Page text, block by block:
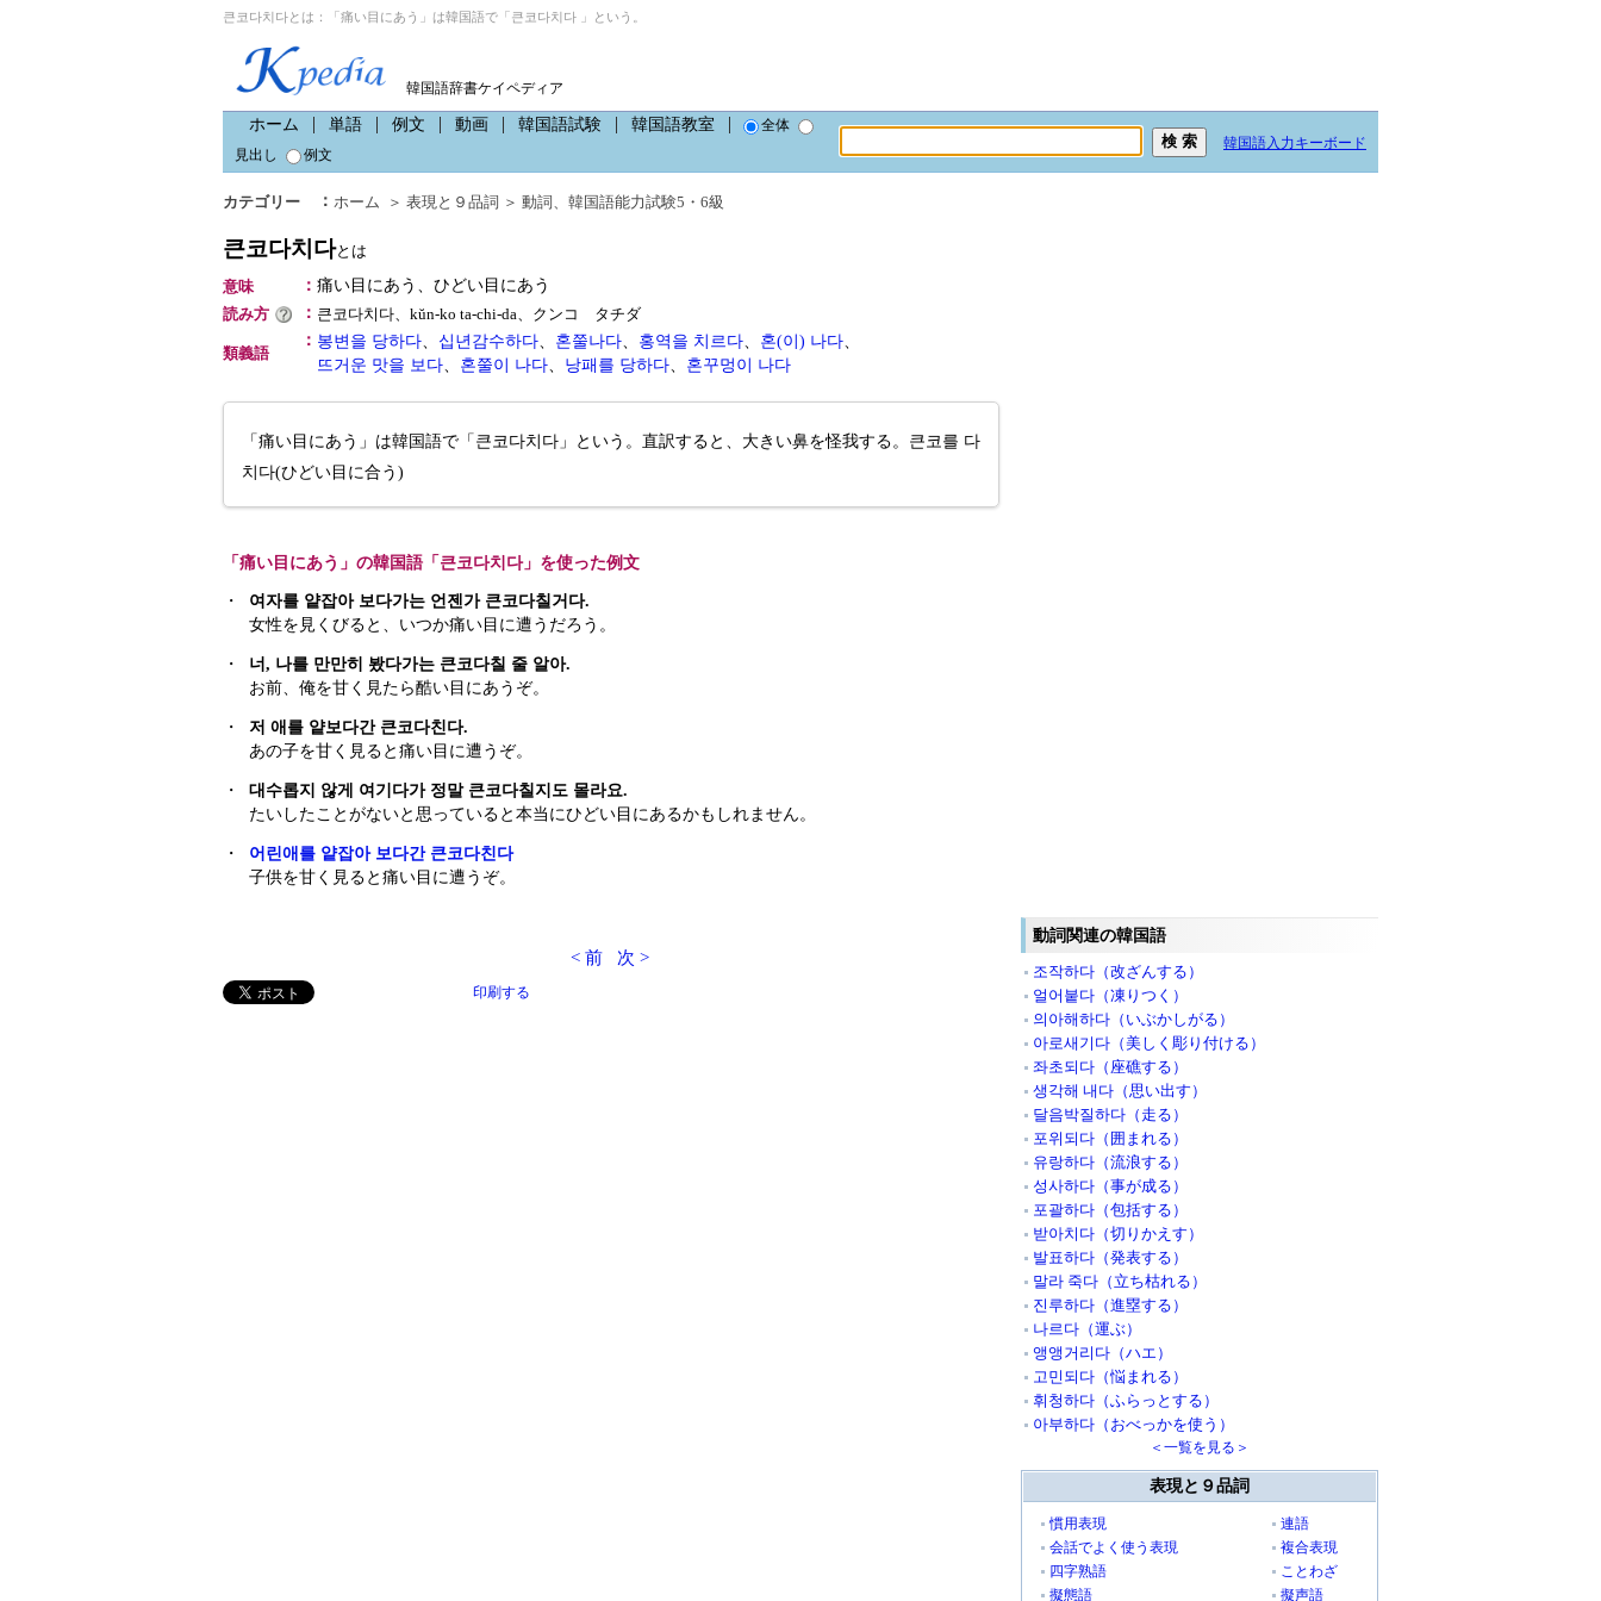
큰코다치다とは：「痛い目にあう」は韓国語で「큰코다치다 」という。
韓国語辞書ケイペディア
ホーム 単語 例文 動画 韓国語試験 韓国語教室
全体
見出し
例文
韓国語入力キーボード
カテゴリー ： ホーム ＞ 表現と９品詞 ＞ 動詞 、 韓国語能力試験5・6級
큰코다치다とは
意味
： 痛い目にあう、ひどい目にあう
読み方
： 큰코다치다、kŭn-ko ta-chi-da、クンコ タチダ
類義語
： 봉변을 당하다、 십년감수하다、 혼쭐나다、 홍역을 치르다、 혼(이) 나다、
뜨거운 맛을 보다、 혼쭐이 나다、 낭패를 당하다、 혼꾸멍이 나다
「痛い目にあう」は韓国語で「큰코다치다」という。直訳すると、大きい鼻を怪我する。큰코를 다
치다(ひどい目に合う)
「痛い目にあう」の韓国語「큰코다치다」を使った例文
・
여자를 얕잡아 보다가는 언젠가 큰코다칠거다.
女性を見くびると、いつか痛い目に遭うだろう。
・
너, 나를 만만히 봤다가는 큰코다칠 줄 알아.
お前、俺を甘く見たら酷い目にあうぞ。
・
저 애를 얕보다간 큰코다친다.
あの子を甘く見ると痛い目に遭うぞ。
・
대수롭지 않게 여기다가 정말 큰코다칠지도 몰라요.
たいしたことがないと思っていると本当にひどい目にあるかもしれません。
・
어린애를 얕잡아 보다간 큰코다친다
子供を甘く見ると痛い目に遭うぞ。
< 前 次 >
印刷する
動詞関連の韓国語
조작하다（改ざんする）
얼어붙다（凍りつく）
의아해하다（いぶかしがる）
아로새기다（美しく彫り付ける）
좌초되다（座礁する）
생각해 내다（思い出す）
달음박질하다（走る）
포위되다（囲まれる）
유랑하다（流浪する）
성사하다（事が成る）
포괄하다（包括する）
받아치다（切りかえす）
발표하다（発表する）
말라 죽다（立ち枯れる）
진루하다（進塁する）
나르다（運ぶ）
앵앵거리다（ハエ）
고민되다（悩まれる）
휘청하다（ふらっとする）
아부하다（おべっかを使う）
＜一覧を見る＞
表現と９品詞
慣用表現
連語
会話でよく使う表現
複合表現
四字熟語
ことわざ
擬態語
擬声語